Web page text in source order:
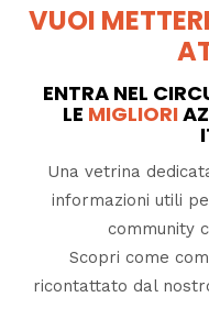
VUOI
ENTRA NEL
LE MIGLIORI
Una vetrina
informazioni utili
community
Scopri come
ricontattato dal